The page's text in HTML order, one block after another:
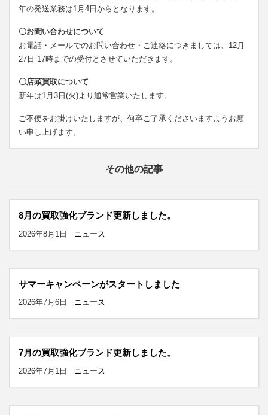
年の発送業務は1月4日からとなります。
〇お問い合わせについて
お電話・メールでのお問い合わせ・ご連絡につきましては、12月
27日 17時までの受付とさせていただきます。
〇店頭買取について
新年は1月3日(火)より通常営業いたします。
ご不便をお掛けいたしますが、何卒ご了承くださいますようお願
い申し上げます。
その他の記事
8月の買取強化ブランド更新しました。
2026年8月1日 ニュース
サマーキャンペーンがスタートしました
2026年7月6日 ニュース
7月の買取強化ブランド更新しました。
2026年7月1日 ニュース